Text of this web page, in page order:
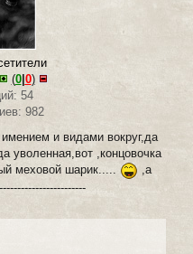
(0|0)
54
982
и видами вокруг,да
уволенная,вот ,концовочка
меховой шарик.....
,а